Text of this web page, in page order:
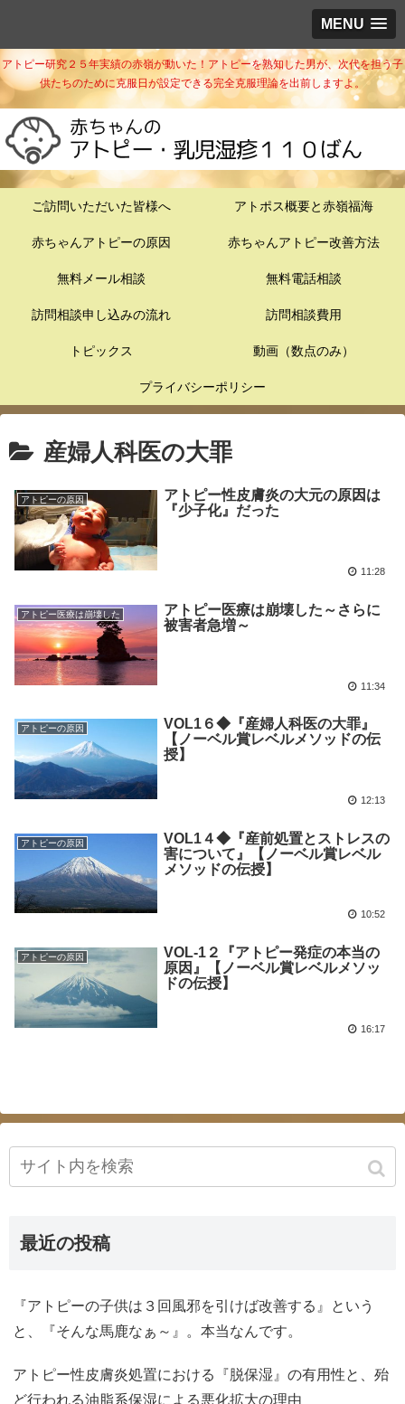
MENU
アトピー研究２５年実績の赤嶺が動いた！アトピーを熟知した男が、次代を担う子
供たちのために克服日が設定できる完全克服理論を出前しますよ。
ご訪問いただいた皆様へ アトポス概要と赤嶺福海
赤ちゃんアトピーの原因 赤ちゃんアトピー改善方法
無料メール相談 無料電話相談
訪問相談申し込みの流れ 訪問相談費用
トピックス 動画（数点のみ）
プライバシーポリシー
産婦人科医の大罪
アトピーの原因
アトピー性皮膚炎の大元の原因は
『少子化』だった
11:28
アトピー医療は崩壊した
アトピー医療は崩壊した～さらに
被害者急増～
11:34
アトピーの原因
VOL1６◆『産婦人科医の大罪』
【ノーベル賞レベルメソッドの伝
授】
12:13
アトピーの原因
VOL1４◆『産前処置とストレスの
害について』【ノーベル賞レベル
メソッドの伝授】
10:52
アトピーの原因
VOL-1２『アトピー発症の本当の
原因』【ノーベル賞レベルメソッ
ドの伝授】
16:17
最近の投稿
『アトピーの子供は３回風邪を引けば改善する』という
と、『そんな馬鹿なぁ～』。本当なんです。
アトピー性皮膚炎処置における『脱保湿』の有用性と、殆
ど行われる油脂系保湿による悪化拡大の理由